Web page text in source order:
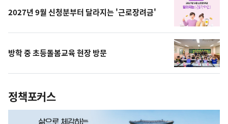
2027년 9월 신청분부터 달라지는 '근로장려금'
방학 중 초등돌봄교육 현장 방문
정책포커스